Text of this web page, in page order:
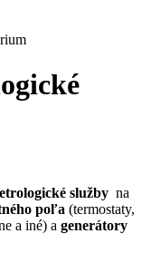
služby na
poľa (termostaty,
a iné) a generátory